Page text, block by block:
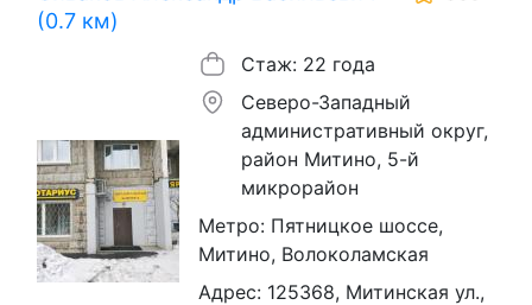
(0.7 км)
Стаж: 22 года
Северо-Западный
административный округ,
район Митино, 5-й
микрорайон
Метро: Пятницкое шоссе,
Митино, Волоколамская
Адрес: 125368, Митинская ул.,